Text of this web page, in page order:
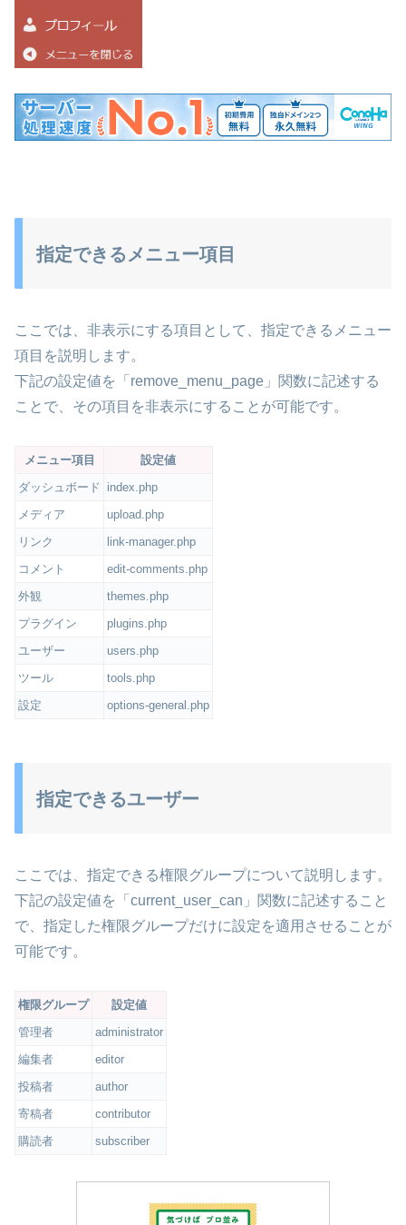
指定できるメニュー項目
ここでは、非表示にする項目として、指定できるメニュー
項目を説明します。
下記の設定値を「remove_menu_page」関数に記述する
ことで、その項目を非表示にすることが可能です。
メニュー項目
設定値
ダッシュボード
index.php
メディア
upload.php
リンク
link-manager.php
コメント
edit-comments.php
外観
themes.php
プラグイン
plugins.php
ユーザー
users.php
ツール
tools.php
設定
options-general.php
指定できるユーザー
ここでは、指定できる権限グループについて説明します。
下記の設定値を「current_user_can」関数に記述すること
で、指定した権限グループだけに設定を適用させることが
可能です。
権限グループ
設定値
管理者
administrator
編集者
editor
投稿者
author
寄稿者
contributor
購読者
subscriber